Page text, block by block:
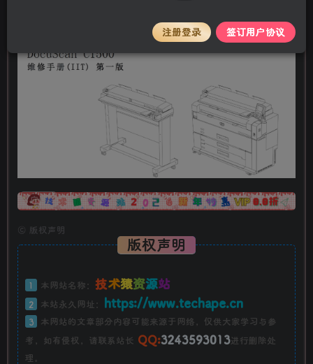
广告
© 版权声明
版权声明
1 本网站名称： 技术猿资源站
2 本站永久网址： https://www.techape.cn
3
本网站的文章部分内容可能来源于网络，仅供大家学习与参
考，如有侵权，请联系站长 QQ:3243593013进行删除处
理。
注册登录 签订用户协议